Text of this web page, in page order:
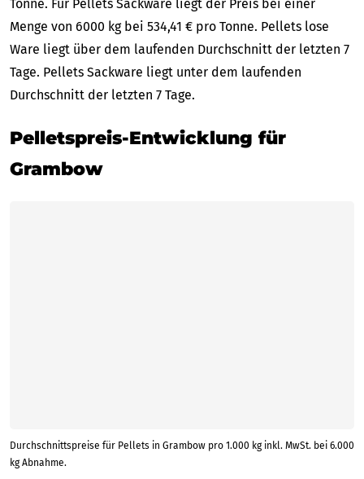
Tonne. Für Pellets Sackware liegt der Preis bei einer
Menge von 6000 kg bei 534,41 € pro Tonne. Pellets lose
Ware liegt über dem laufenden Durchschnitt der letzten 7
Tage. Pellets Sackware liegt unter dem laufenden
Durchschnitt der letzten 7 Tage.
Pelletspreis-Entwicklung für
Grambow
Durchschnittspreise für Pellets in Grambow pro 1.000 kg inkl. MwSt. bei 6.000
kg Abnahme.